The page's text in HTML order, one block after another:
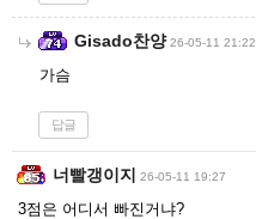
Gisado찬양 26-05-11 21:22
가슴
답글
너빨갱이지 26-05-11 19:27
3점은 어디서 빠진거냐?